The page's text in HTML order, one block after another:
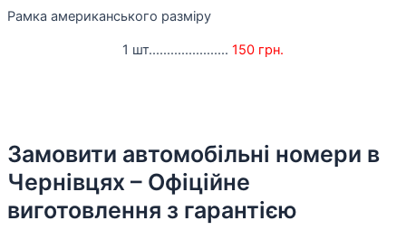
Рамка американського разміру
1 шт...................... 150 грн.
Замовити автомобільні номери в
Чернівцях – Офіційне
виготовлення з гарантією